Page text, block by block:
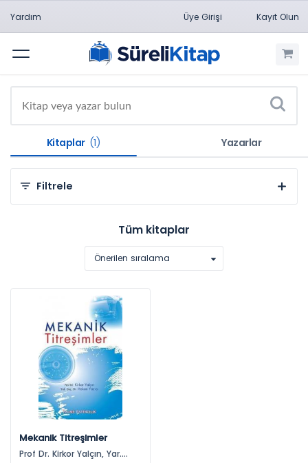
Yardım Üye Girişi Kayıt Olun
Menü
Kitaplar (1) Yazarlar
Filtrele
Konulara Göre
Makine Mühendisliği (1)
Yayınevlerine Göre
Palme Yayınevi (1)
Yıllara Göre
2015 (1)
Tüm kitaplar
Önerilen sıralama
Mekanik Titreşimler
Prof Dr. Kirkor Yalçın, Yar.